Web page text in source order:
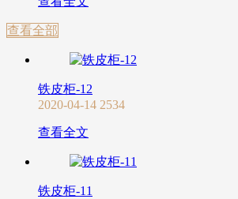
查看全部
铁皮柜-12
2020-04-14 2534
查看全文
铁皮柜-11